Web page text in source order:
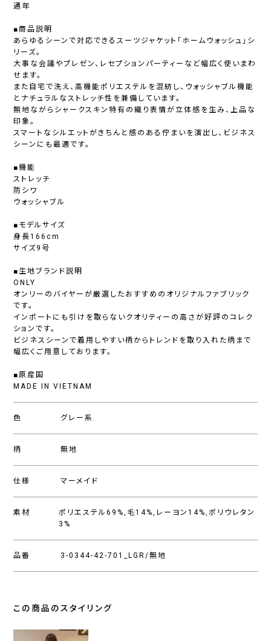
通年
■商品説明
あらゆるシーンで対応できるスーツジャケット「ホームウォッシュ」シ
リーズ。
大事な会議やプレゼン、レセプションパーティーなど幅広く使いまわ
せます。
また自宅で洗え、高機能ポリエステルを混紡し、ウォッシャブル機能
とナチュラルなストレッチ性を兼備しています。
無地ながらシャークスキン特有の織り表情が立体感を生み、上品な
印象。
スマートなシルエットがきちんと感のある佇まいを演出し、ビジネス
シーンにも最適です。
■機能
ストレッチ
防シワ
ウォッシャブル
■モデルサイズ
身長166cm
サイズ9号
■生地ブランド説明
ONLY
オンリーのバイヤーが厳選したおすすめのオリジナルファブリック
です。
インポートにも引けを取らないクオリティーの高さが好評のコレク
ションです。
ビジネスシーンで着用しやすい柄からトレンドを取り入れた柄まで
幅広くご用意しております。
■原産国
MADE IN VIETNAM
色 グレー系
柄 無地
仕様 マーメイド
素材
ポリエステル69%,毛14%,レーヨン14%,ポリウレタン
3%
品番 3-0344-42-701_LGR/無地
この商品のスタイリング